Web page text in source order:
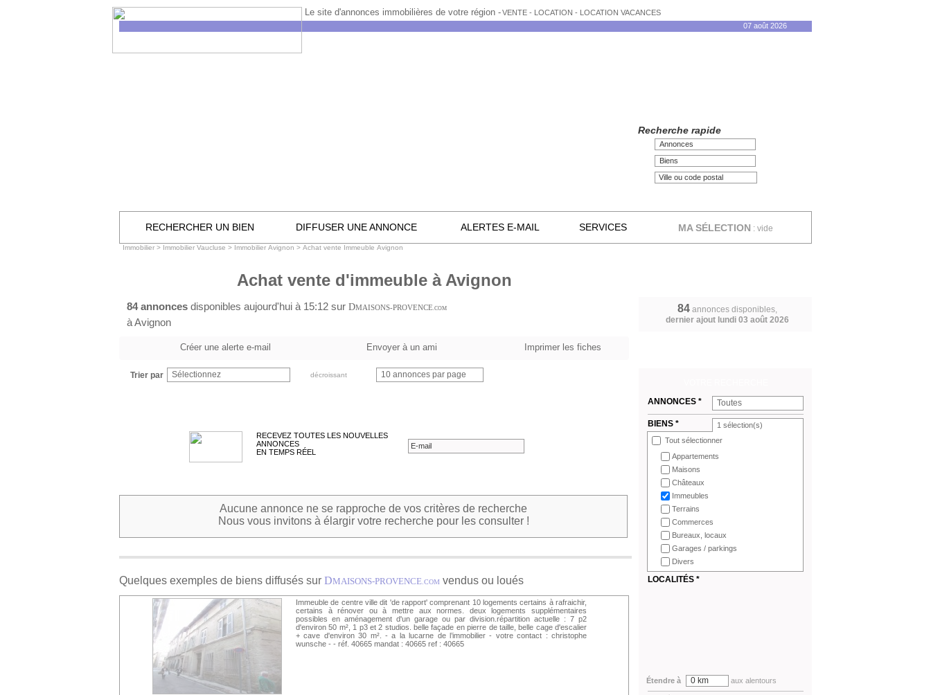
Le site d'annonces immobilières de votre région -VENTE - LOCATION - LOCATION VACANCES
07 août 2026
Recherche rapide
Annonces
Biens
RECHERCHER UN BIEN DIFFUSER UNE ANNONCE ALERTES E-MAIL SERVICES MA SÉLECTION : vide
Immobilier > Immobilier Vaucluse > Immobilier Avignon > Achat vente Immeuble Avignon
Achat vente d'immeuble à Avignon
84 annonces disponibles aujourd'hui à 15:12 sur DMAISONS-PROVENCE.COM
à Avignon
84annonces disponibles,
dernier ajout lundi 03 août 2026
Créer une alerte e-mail Envoyer à un ami Imprimer les fiches
Trier par Sélectionnez décroissant 10 annonces par page
RECEVEZ TOUTES LES NOUVELLES
ANNONCES
EN TEMPS RÉEL
Aucune annonce ne se rapproche de vos critères de recherche
Nous vous invitons à élargir votre recherche pour les consulter !
Quelques exemples de biens diffusés sur DMAISONS-PROVENCE .COM vendus ou loués
Immeuble de centre ville dit 'de rapport' comprenant 10 logements certains à rafraichir,
certains à rénover ou à mettre aux normes. deux logements supplémentaires
possibles en aménagement d'un garage ou par division.répartition actuelle : 7 p2
d'environ 50 m², 1 p3 et 2 studios. belle façade en pierre de taille, belle cage d'escalier
+ cave d'environ 30 m². - a la lucarne de l’immobilier - votre contact : christophe
wunsche - - réf. 40665 mandat : 40665 ref : 40665
ANNONCES *
Toutes
BIENS * 1 sélection(s)
Tout sélectionner
Appartements
Maisons
Châteaux
Immeubles
Terrains
Commerces
Bureaux, locaux
Garages / parkings
Divers
LOCALITÉS *
Étendre à 0 km aux alentours